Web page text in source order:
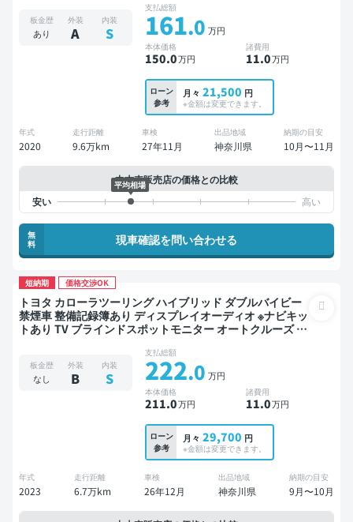
板金歴
あり
外装
A
内装
S
支払総額
161.0 万円
本体価格
150.0万円
諸費用
11.0万円
ローン
参考
月々 21,500 円
※金額は変更できます。
年式
2020
走行距離
9.6万km
車検
27年11月
出品地域
神奈川県
納期の目安
10月〜11月
中古車販売店の価格との比較
平均相場
無
料
現車確認を問い合わせる
短納期 価格交渉OK
トヨタ カローラツーリング ハイブリッド ダブルバイビー
禁煙車 整備記録簿あり ディスプレイオーディオ ※ナビキッ
トあり TV ブラインドスポットモニター オートクルーズ ス
板金歴
なし
外装
B
内装
S
支払総額
222.0 万円
本体価格
211.0万円
諸費用
11.0万円
ローン
参考
月々 29,700 円
※金額は変更できます。
年式
2023
走行距離
6.7万km
車検
26年12月
出品地域
神奈川県
納期の目安
9月〜10月